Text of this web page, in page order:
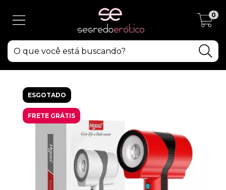
0
ESGOTADO
FRETE GRÁTIS